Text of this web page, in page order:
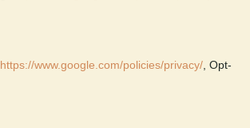
https://www.google.com/policies/privacy/ , Opt-